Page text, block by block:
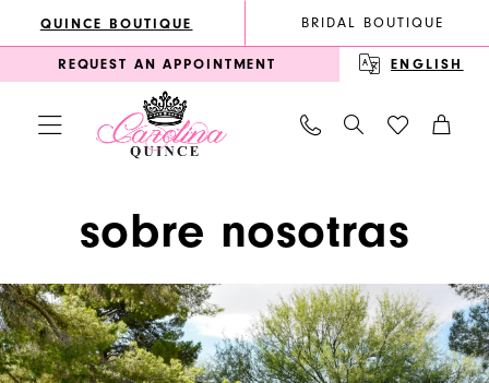
content
Enable
Accessibility
visually
Pause
autoplay
dynamic
QUINCE BOUTIQUE BRIDAL BOUTIQUE
REQUEST AN APPOINTMENT ENGLISH
|
Carolina
Quince
sobre nosotras